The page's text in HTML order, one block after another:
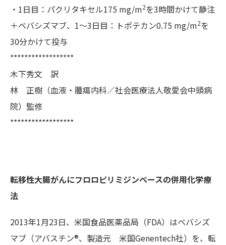
・1日目：パクリタキセル175 mg/m2を3時間かけて静注
＋ベバシズマブ、1～3日目：トポテカン0.75 mg/m2を
30分かけて投与
******************
木下秀文 訳
林 正樹（血液・腫瘍内科／社会医療法人敬愛会中頭病
院）監修
******************
転移性大腸がんにフロロピリミジンベースの併用化学療
法
2013年1月23日、米国食品医薬品局（FDA）はベバシズ
マブ（アバスチン®、製造元 米国Genentech社）を、転